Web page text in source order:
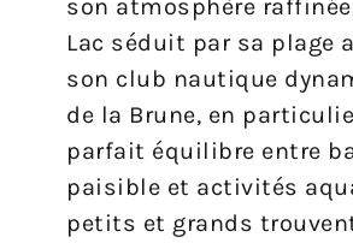
son atmosphère
Lac séduit par sa plage
son club nautique
de la Brune, en
parfait équilibre entre
paisible et activités
petits et grands